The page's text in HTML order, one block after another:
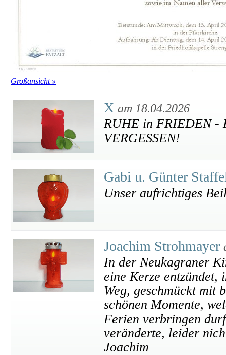
Großansicht »
X am 18.04.2026
RUHE in FRIEDEN -
VERGESSEN!
Gabi u. Günter
Unser aufrichtiges
Joachim Strohmayer
In der Neukagraner
eine Kerze entzündet,
Weg, geschmückt mit
schönen Momente,
Ferien verbringen
veränderte, leider
Joachim